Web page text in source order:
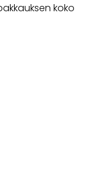
koko